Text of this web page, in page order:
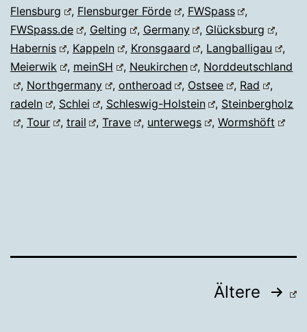
Flensburg
, Flensburger Förde , FWSpass
,
FWSpass.de
, Gelting , Germany , Glücksburg
,
Habernis
, Kappeln , Kronsgaard , Langballigau
,
Meierwik
, meinSH , Neukirchen , Norddeutschland
, Northgermany , ontheroad , Ostsee , Rad
,
radeln
, Schlei , Schleswig-Holstein , Steinbergholz
, Tour , trail ,Trave , unterwegs , Wormshöft
Seitennummerierung
Ältere